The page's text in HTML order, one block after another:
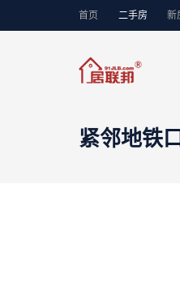
首页 二手房 新
紧邻地铁